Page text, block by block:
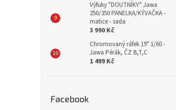
Výfuky "DOUTNÍKY" Jawa
250/350 PANELKA/KÝVAČKA -
matice - sada
3 990 Kč
Chromovaný ráfek 19" 1/60 -
Jawa Pérák, ČZ B,T,C
1 499 Kč
Facebook